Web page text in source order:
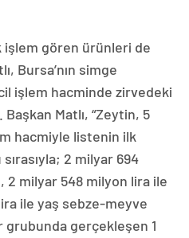
işlem gören ürünleri de
Bursa’nın simge
işlem hacminde zirvedeki
Matlı, “Zeytin, 5
hacmiyle listenin ilk
2 milyar 694
2 milyar 548 milyon lira ile
ile yaş sebze-meyve
grubunda gerçekleşen 1